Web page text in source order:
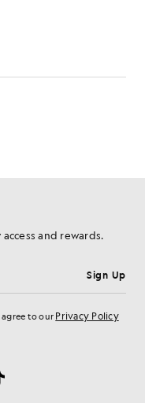
zustimmen.